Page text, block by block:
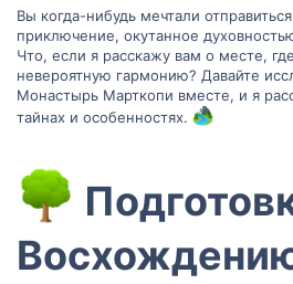
Вы когда-нибудь мечтали
приключение, окутанное
Что, если я расскажу вам о месте,
невероятную гармонию? Давайте
Монастырь Марткопи вместе, и я
тайнах и особенностях.